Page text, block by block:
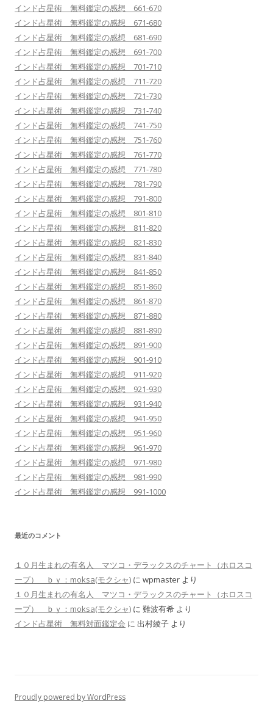
インド占星術 無料鑑定の感想 661-670
インド占星術 無料鑑定の感想 671-680
インド占星術 無料鑑定の感想 681-690
インド占星術 無料鑑定の感想 691-700
インド占星術 無料鑑定の感想 701-710
インド占星術 無料鑑定の感想 711-720
インド占星術 無料鑑定の感想 721-730
インド占星術 無料鑑定の感想 731-740
インド占星術 無料鑑定の感想 741-750
インド占星術 無料鑑定の感想 751-760
インド占星術 無料鑑定の感想 761-770
インド占星術 無料鑑定の感想 771-780
インド占星術 無料鑑定の感想 781-790
インド占星術 無料鑑定の感想 791-800
インド占星術 無料鑑定の感想 801-810
インド占星術 無料鑑定の感想 811-820
インド占星術 無料鑑定の感想 821-830
インド占星術 無料鑑定の感想 831-840
インド占星術 無料鑑定の感想 841-850
インド占星術 無料鑑定の感想 851-860
インド占星術 無料鑑定の感想 861-870
インド占星術 無料鑑定の感想 871-880
インド占星術 無料鑑定の感想 881-890
インド占星術 無料鑑定の感想 891-900
インド占星術 無料鑑定の感想 901-910
インド占星術 無料鑑定の感想 911-920
インド占星術 無料鑑定の感想 921-930
インド占星術 無料鑑定の感想 931-940
インド占星術 無料鑑定の感想 941-950
インド占星術 無料鑑定の感想 951-960
インド占星術 無料鑑定の感想 961-970
インド占星術 無料鑑定の感想 971-980
インド占星術 無料鑑定の感想 981-990
インド占星術 無料鑑定の感想 991-1000
最近のコメント
１０月生まれの有名人 マツコ・デラックスのチャート（ホロスコ
ープ） ｂｙ：moksa(モクシャ) に wpmaster より
１０月生まれの有名人 マツコ・デラックスのチャート（ホロスコ
ープ） ｂｙ：moksa(モクシャ) に 難波有希 より
インド占星術 無料対面鑑定会 に 出村綾子 より
Proudly powered by WordPress